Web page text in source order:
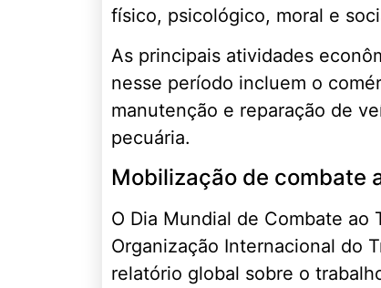
físico, psicológico, moral e
As principais atividades
nesse período incluem o
manutenção e reparação de
pecuária.
Mobilização de combate
O Dia Mundial de Combate
Organização Internacional do
relatório global sobre o